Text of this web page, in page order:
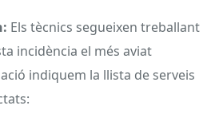
Els tècnics segueixen treballant
incidència el més aviat
indiquem la llista de serveis